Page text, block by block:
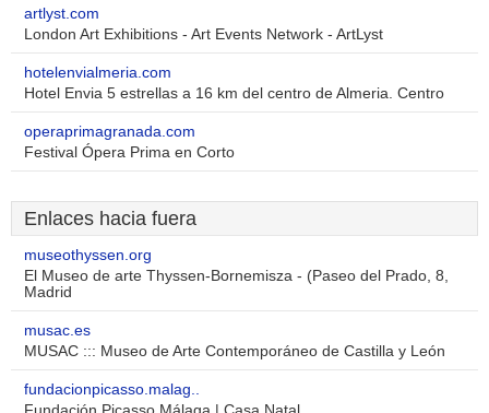
artlyst.com
London Art Exhibitions - Art Events Network - ArtLyst
hotelenvialmeria.com
Hotel Envia 5 estrellas a 16 km del centro de Almeria. Centro
operaprimagranada.com
Festival Ópera Prima en Corto
Enlaces hacia fuera
museothyssen.org
El Museo de arte Thyssen-Bornemisza - (Paseo del Prado, 8,
Madrid
musac.es
MUSAC ::: Museo de Arte Contemporáneo de Castilla y León
fundacionpicasso.malag..